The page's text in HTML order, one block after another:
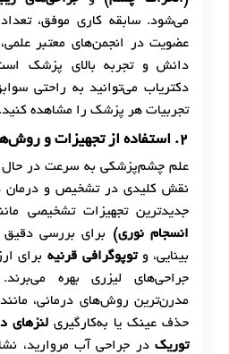
می‌شود. سابقه کاری موفق،
عضویت در انجمن‌های معتبر
دانش و تجربه بالای پزشک
دکتریاب می‌توانید به راحتی
تجربیات هر پزشک را مشاهده کنید.
۲. استفاده از تجهیزات و
علم چشم‌پزشکی به سرعت در
نقش کلیدی در تشخیص و درمان
جدیدترین تجهیزات تشخیصی
انسجام نوری) برای بررسی
بینایی، وتوپوگرافی قرنیهبرای
جراحی‌های لیزری بهره
مدرن‌ترین روش‌های درمانی،
حذف عینک یا به‌کارگیری لنزهای
توریکدر جراحی آب مروارید،